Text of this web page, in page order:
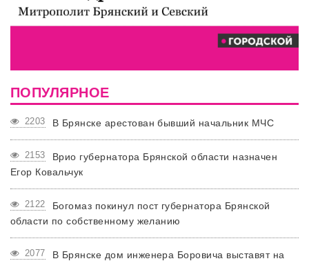
ПОПУЛЯРНОЕ
2203 В Брянске арестован бывший начальник МЧС
2153
Врио губернатора Брянской области назначен
Егор Ковальчук
2122
Богомаз покинул пост губернатора Брянской
области по собственному желанию
2077
В Брянске дом инженера Боровича выставят на